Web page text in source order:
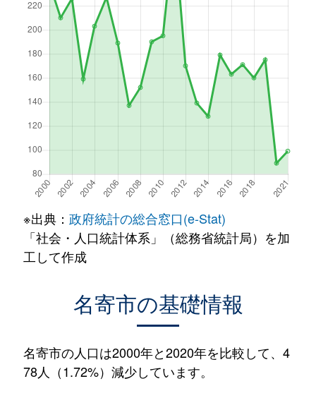
※出典： 政府統計の総合窓口(e-Stat)
「社会・人口統計体系」（総務省統計局）を加
工して作成
名寄市の基礎情報
名寄市の人口は2000年と2020年を比較して、4
78人（1.72%）減少しています。